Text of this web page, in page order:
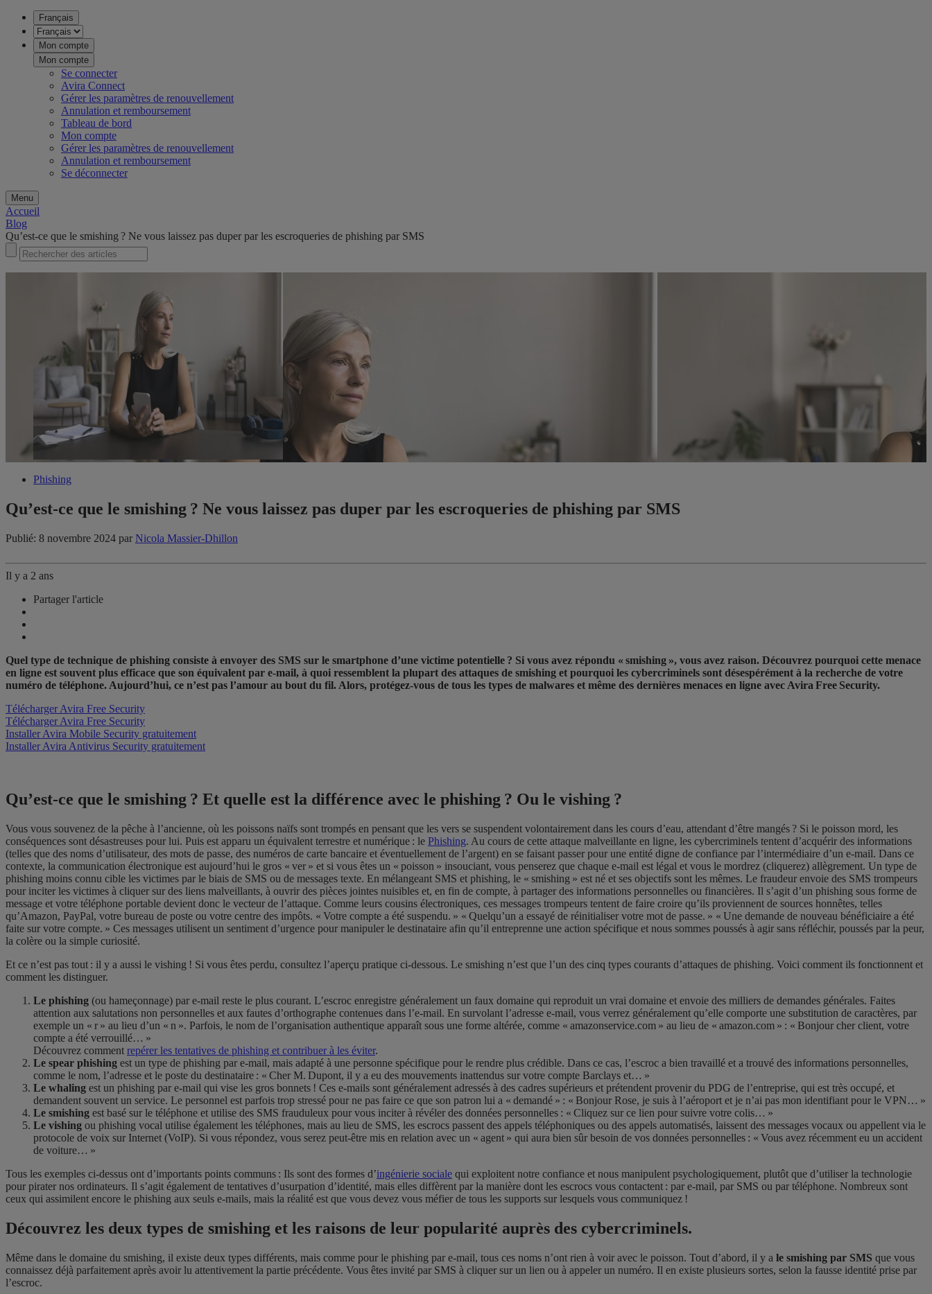
Français
Mon compte
Mon compte
Se connecter
Avira Connect
Gérer les paramètres de renouvellement
Annulation et remboursement
Tableau de bord
Mon compte
Gérer les paramètres de renouvellement
Annulation et remboursement
Se déconnecter
Menu
Accueil
Blog
Qu’est-ce que le smishing ? Ne vous laissez pas duper par les escroqueries de phishing par SMS
Phishing
Qu’est-ce que le smishing ? Ne vous laissez pas duper par les escroqueries de phishing par SMS
Publié: 8 novembre 2024 par Nicola Massier-Dhillon
Il y a 2 ans
Partager l'article
Quel type de technique de phishing consiste à envoyer des SMS sur le smartphone d’une victime potentielle ? Si vous avez répondu « smishing », vous avez raison. Découvrez pourquoi cette menace
en ligne est souvent plus efficace que son équivalent par e-mail, à quoi ressemblent la plupart des attaques de smishing et pourquoi les cybercriminels sont désespérément à la recherche de votre
numéro de téléphone. Aujourd’hui, ce n’est pas l’amour au bout du fil. Alors, protégez-vous de tous les types de malwares et même des dernières menaces en ligne avec Avira Free Security.
Télécharger Avira Free Security
Télécharger Avira Free Security
Installer Avira Mobile Security gratuitement
Installer Avira Antivirus Security gratuitement
Qu’est-ce que le smishing ? Et quelle est la différence avec le phishing ? Ou le vishing ?
Vous vous souvenez de la pêche à l’ancienne, où les poissons naïfs sont trompés en pensant que les vers se suspendent volontairement dans les cours d’eau, attendant d’être mangés ? Si le poisson mord, les
conséquences sont désastreuses pour lui. Puis est apparu un équivalent terrestre et numérique : le Phishing. Au cours de cette attaque malveillante en ligne, les cybercriminels tentent d’acquérir des informations
(telles que des noms d’utilisateur, des mots de passe, des numéros de carte bancaire et éventuellement de l’argent) en se faisant passer pour une entité digne de confiance par l’intermédiaire d’un e-mail. Dans ce
contexte, la communication électronique est aujourd’hui le gros « ver » et si vous êtes un « poisson » insouciant, vous penserez que chaque e-mail est légal et vous le mordrez (cliquerez) allègrement. Un type de
phishing moins connu cible les victimes par le biais de SMS ou de messages texte. En mélangeant SMS et phishing, le « smishing » est né et ses objectifs sont les mêmes. Le fraudeur envoie des SMS trompeurs
pour inciter les victimes à cliquer sur des liens malveillants, à ouvrir des pièces jointes nuisibles et, en fin de compte, à partager des informations personnelles ou financières. Il s’agit d’un phishing sous forme de
message et votre téléphone portable devient donc le vecteur de l’attaque. Comme leurs cousins électroniques, ces messages trompeurs tentent de faire croire qu’ils proviennent de sources honnêtes, telles
qu’Amazon, PayPal, votre bureau de poste ou votre centre des impôts. « Votre compte a été suspendu. » « Quelqu’un a essayé de réinitialiser votre mot de passe. » « Une demande de nouveau bénéficiaire a été
faite sur votre compte. » Ces messages utilisent un sentiment d’urgence pour manipuler le destinataire afin qu’il entreprenne une action spécifique et nous sommes poussés à agir sans réfléchir, poussés par la peur,
la colère ou la simple curiosité.
Et ce n’est pas tout : il y a aussi le vishing ! Si vous êtes perdu, consultez l’aperçu pratique ci-dessous. Le smishing n’est que l’un des cinq types courants d’attaques de phishing. Voici comment ils fonctionnent et
comment les distinguer.
Le phishing (ou hameçonnage) par e-mail reste le plus courant. L’escroc enregistre généralement un faux domaine qui reproduit un vrai domaine et envoie des milliers de demandes générales. Faites
attention aux salutations non personnelles et aux fautes d’orthographe contenues dans l’e-mail. En survolant l’adresse e-mail, vous verrez généralement qu’elle comporte une substitution de caractères, par
exemple un « r » au lieu d’un « n ». Parfois, le nom de l’organisation authentique apparaît sous une forme altérée, comme « amazonservice.com » au lieu de « amazon.com » : « Bonjour cher client, votre
compte a été verrouillé… »
Découvrez comment repérer les tentatives de phishing et contribuer à les éviter.
Le spear phishing est un type de phishing par e-mail, mais adapté à une personne spécifique pour le rendre plus crédible. Dans ce cas, l’escroc a bien travaillé et a trouvé des informations personnelles,
comme le nom, l’adresse et le poste du destinataire : « Cher M. Dupont, il y a eu des mouvements inattendus sur votre compte Barclays et… »
Le whaling est un phishing par e-mail qui vise les gros bonnets ! Ces e-mails sont généralement adressés à des cadres supérieurs et prétendent provenir du PDG de l’entreprise, qui est très occupé, et
demandent souvent un service. Le personnel est parfois trop stressé pour ne pas faire ce que son patron lui a « demandé » : « Bonjour Rose, je suis à l’aéroport et je n’ai pas mon identifiant pour le VPN… »
Le smishing est basé sur le téléphone et utilise des SMS frauduleux pour vous inciter à révéler des données personnelles : « Cliquez sur ce lien pour suivre votre colis… »
Le vishing ou phishing vocal utilise également les téléphones, mais au lieu de SMS, les escrocs passent des appels téléphoniques ou des appels automatisés, laissent des messages vocaux ou appellent via le
protocole de voix sur Internet (VoIP). Si vous répondez, vous serez peut-être mis en relation avec un « agent » qui aura bien sûr besoin de vos données personnelles : « Vous avez récemment eu un accident
de voiture… »
Tous les exemples ci-dessus ont d’importants points communs : Ils sont des formes d’ingénierie sociale qui exploitent notre confiance et nous manipulent psychologiquement, plutôt que d’utiliser la technologie
pour pirater nos ordinateurs. Il s’agit également de tentatives d’usurpation d’identité, mais elles diffèrent par la manière dont les escrocs vous contactent : par e-mail, par SMS ou par téléphone. Nombreux sont
ceux qui assimilent encore le phishing aux seuls e-mails, mais la réalité est que vous devez vous méfier de tous les supports sur lesquels vous communiquez !
Découvrez les deux types de smishing et les raisons de leur popularité auprès des cybercriminels.
Même dans le domaine du smishing, il existe deux types différents, mais comme pour le phishing par e-mail, tous ces noms n’ont rien à voir avec le poisson. Tout d’abord, il y a le smishing par SMS que vous
connaissez déjà parfaitement après avoir lu attentivement la partie précédente. Vous êtes invité par SMS à cliquer sur un lien ou à appeler un numéro. Il en existe plusieurs sortes, selon la fausse identité prise par
l’escroc.